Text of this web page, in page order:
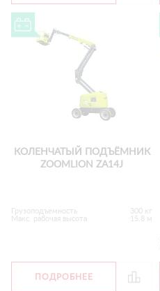
КОЛЕНЧАТЫЙ ПОДЪЁМНИК
ZOOMLION ZA14J
Грузоподъемность
300 кг
Макс. рабочая высота
15.8 м
ПОДРОБНЕЕ